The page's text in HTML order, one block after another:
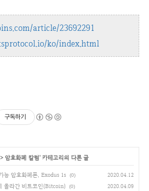
article/23692291
ko/index.html
구독하기
>암호화폐 칼럼' 카테고리의 다른 글
능 암호화폐폰, Exodus 1s (0) 2020.04.12
올라간 비트코인(Bitcoin) (0) 2020.04.09